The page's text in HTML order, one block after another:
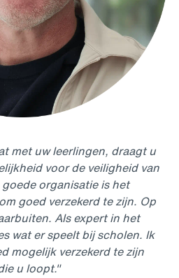
met uw leerlingen, draagt u
voor de veiligheid van
organisatie is het
goed verzekerd te zijn. Op
Als expert in het
wat er speelt bij scholen. Ik
mogelijk verzekerd te zijn
u loopt."